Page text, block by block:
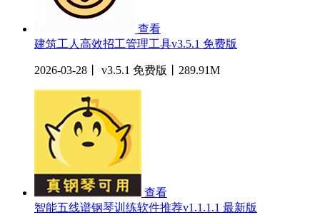
查看
建筑工人高效招工管理工具v3.5.1 免费版
2026-03-28丨 v3.5.1 免费版丨289.91M
查看
智能五线谱钢琴训练软件推荐v1.1.1.1 最新版